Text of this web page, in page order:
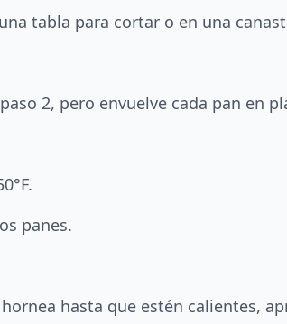
tabla para cortar o en una
2, pero envuelve cada pan en
panes.
hasta que estén calientes,